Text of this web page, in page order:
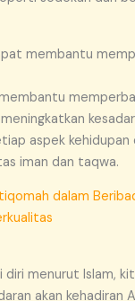
membantu
aspek
iman dan taqwa.
dalam
diri menurut Islam,
akan kehadiran